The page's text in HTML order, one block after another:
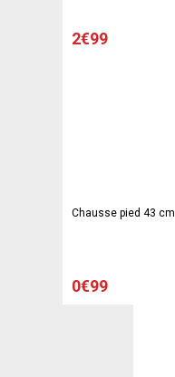
2€99
Chausse pied 43 cm
0€99